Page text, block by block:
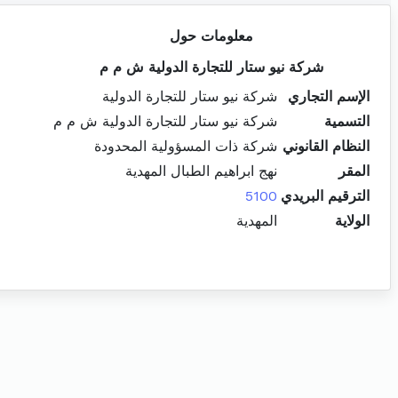
معلومات حول
شركة نيو ستار للتجارة الدولية ش م م
الإسم التجاري
شركة نيو ستار للتجارة الدولية
التسمية
شركة نيو ستار للتجارة الدولية ش م م
النظام القانوني شركة ذات المسؤولية المحدودة
المقر
نهج ابراهيم الطبال المهدية
الترقيم البريدي 5100
الولاية
المهدية